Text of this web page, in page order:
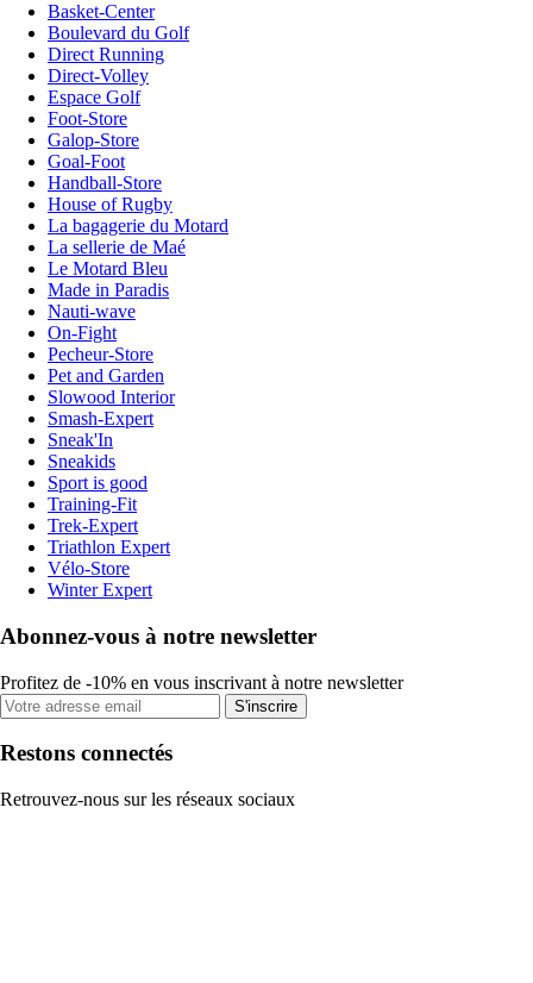
Basket-Center
Boulevard du Golf
Direct Running
Direct-Volley
Espace Golf
Foot-Store
Galop-Store
Goal-Foot
Handball-Store
House of Rugby
La bagagerie du Motard
La sellerie de Maé
Le Motard Bleu
Made in Paradis
Nauti-wave
On-Fight
Pecheur-Store
Pet and Garden
Slowood Interior
Smash-Expert
Sneak'In
Sneakids
Sport is good
Training-Fit
Trek-Expert
Triathlon Expert
Vélo-Store
Winter Expert
Abonnez-vous à notre newsletter
Profitez de -10% en vous inscrivant à notre newsletter
S'inscrire
Restons connectés
Retrouvez-nous sur les réseaux sociaux